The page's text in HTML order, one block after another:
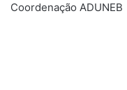
Coordenação ADUNEB